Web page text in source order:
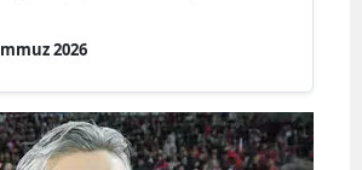
2026